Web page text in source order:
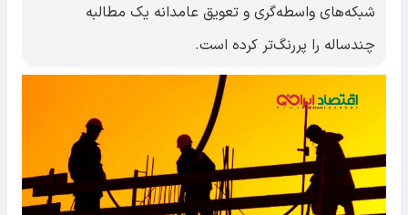
شبکه‌های واسطه‌گری و تعویق عامدانه یک مطالبه
چندساله را پررنگ‌تر کرده است.